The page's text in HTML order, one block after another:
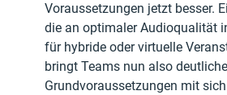
Voraussetzungen jetzt besser.
die an optimaler Audioqualität
für hybride oder virtuelle
bringt Teams nun also
Grundvoraussetzungen mit